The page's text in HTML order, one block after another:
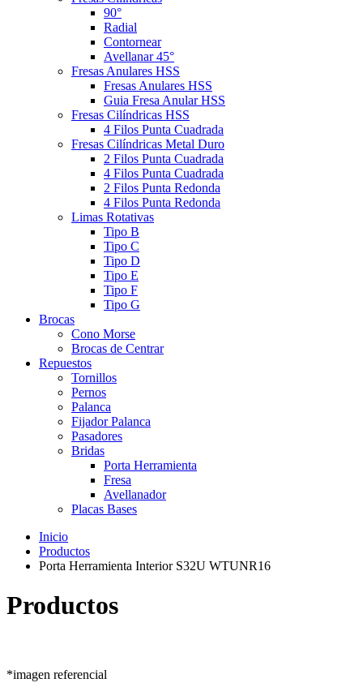
90°
Radial
Contornear
Avellanar 45°
Fresas Anulares HSS
Fresas Anulares HSS
Guia Fresa Anular HSS
Fresas Cilíndricas HSS
4 Filos Punta Cuadrada
Fresas Cilíndricas Metal Duro
2 Filos Punta Cuadrada
4 Filos Punta Cuadrada
2 Filos Punta Redonda
4 Filos Punta Redonda
Limas Rotativas
Tipo B
Tipo C
Tipo D
Tipo E
Tipo F
Tipo G
Brocas
Cono Morse
Brocas de Centrar
Repuestos
Tornillos
Pernos
Palanca
Fijador Palanca
Pasadores
Bridas
Porta Herramienta
Fresa
Avellanador
Placas Bases
Inicio
Productos
Porta Herramienta Interior S32U WTUNR16
Productos
*imagen referencial